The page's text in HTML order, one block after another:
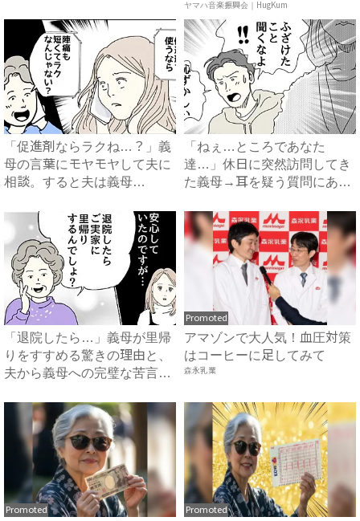
ュ...
ヤマハ音楽振興会｜HugKum
「促進剤ならラクね…？」義
母の言葉にモヤモヤして夫に
相談。すると夫は義母
「ねぇ…ところであなた
達…」休日に突然訪問してき
た義母→耳を疑う質問にあ
「退院したら…」義母が里帰
りをすすめる驚きの理由と、
夫から義母への完璧な苦言
Promoted
アマゾンで大人気！血圧対策
はコーヒーに足してみて
森永乳業
Promoted Promoted